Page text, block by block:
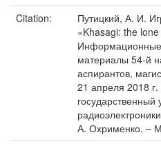
Citation:
Путицкий, А. И.
«Khasagi: the
Информационные
материалы 54-й
аспирантов,
21 апреля 2018
А. Охрименко. –